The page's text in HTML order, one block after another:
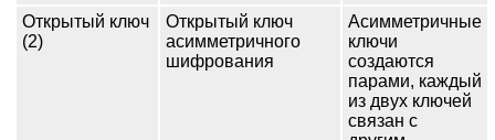
Открытый ключ
(2)
Открытый ключ
асимметричного
шифрования
Асимметричные
ключи
создаются
парами, каждый
из двух ключей
связан с